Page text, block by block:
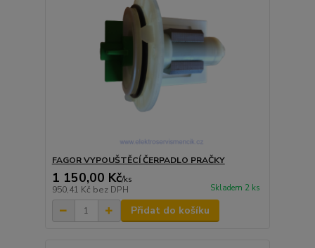
FAGOR VYPOUŠTĚCÍ ČERPADLO PRAČKY
1 150,00 Kč/ks
950,41 Kč bez DPH Skladem 2 ks
Přidat do košíku